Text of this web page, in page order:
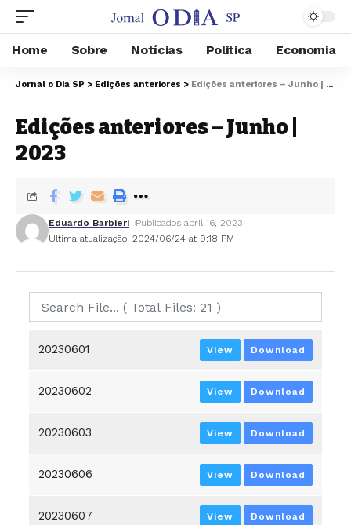
Home Sobre Notícias Politica Economia
Jornal o Dia SP > Edições anteriores > Edições anteriores – Junho | 2023
Edições anteriores – Junho |
2023
Ultima atualização: 2024/06/24 at 9:18 PM
Eduardo Barbieri Publicados abril 16, 2023
20230601 View Download
20230602 View Download
20230603 View Download
20230606 View Download
20230607 View Download